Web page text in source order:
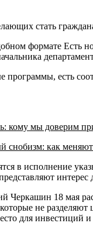
формате Есть
программы, есть
кому мы доверим
снобизм: как
в исполнение
Черкашин 18 мая
не
для инвестиций и